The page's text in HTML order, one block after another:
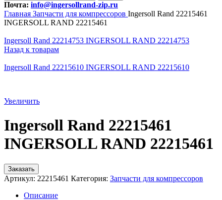
Почта: info@ingersollrand-zip.ru
Главная Запчасти для компрессоров Ingersoll Rand 22215461
INGERSOLL RAND 22215461
Ingersoll Rand 22214753 INGERSOLL RAND 22214753
Назад к товарам
Ingersoll Rand 22215610 INGERSOLL RAND 22215610
Увеличить
Ingersoll Rand 22215461
INGERSOLL RAND 22215461
Заказать
Артикул: 22215461 Категория: Запчасти для компрессоров
Описание